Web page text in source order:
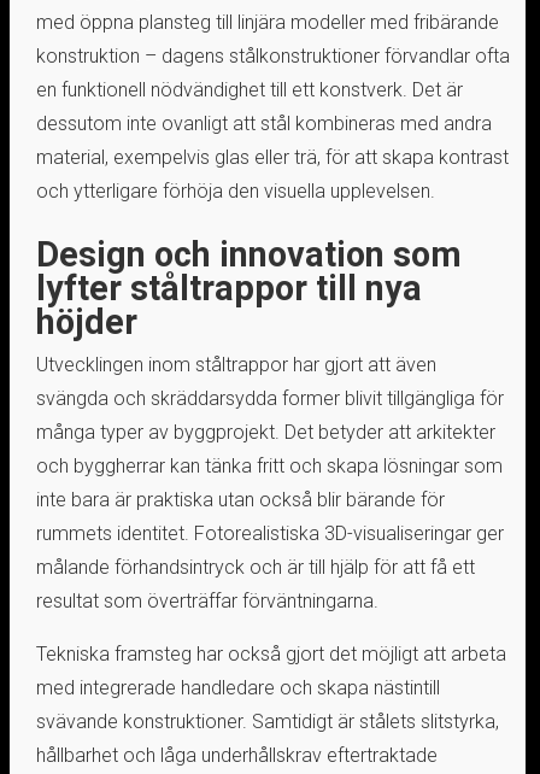
med öppna plansteg till linjära modeller med fribärande
konstruktion – dagens stålkonstruktioner förvandlar ofta
en funktionell nödvändighet till ett konstverk. Det är
dessutom inte ovanligt att stål kombineras med andra
material, exempelvis glas eller trä, för att skapa kontrast
och ytterligare förhöja den visuella upplevelsen.
Design och innovation som
lyfter ståltrappor till nya
höjder
Utvecklingen inom ståltrappor har gjort att även
svängda och skräddarsydda former blivit tillgängliga för
många typer av byggprojekt. Det betyder att arkitekter
och byggherrar kan tänka fritt och skapa lösningar som
inte bara är praktiska utan också blir bärande för
rummets identitet. Fotorealistiska 3D-visualiseringar ger
målande förhandsintryck och är till hjälp för att få ett
resultat som överträffar förväntningarna.
Tekniska framsteg har också gjort det möjligt att arbeta
med integrerade handledare och skapa nästintill
svävande konstruktioner. Samtidigt är stålets slitstyrka,
hållbarhet och låga underhållskrav eftertraktade